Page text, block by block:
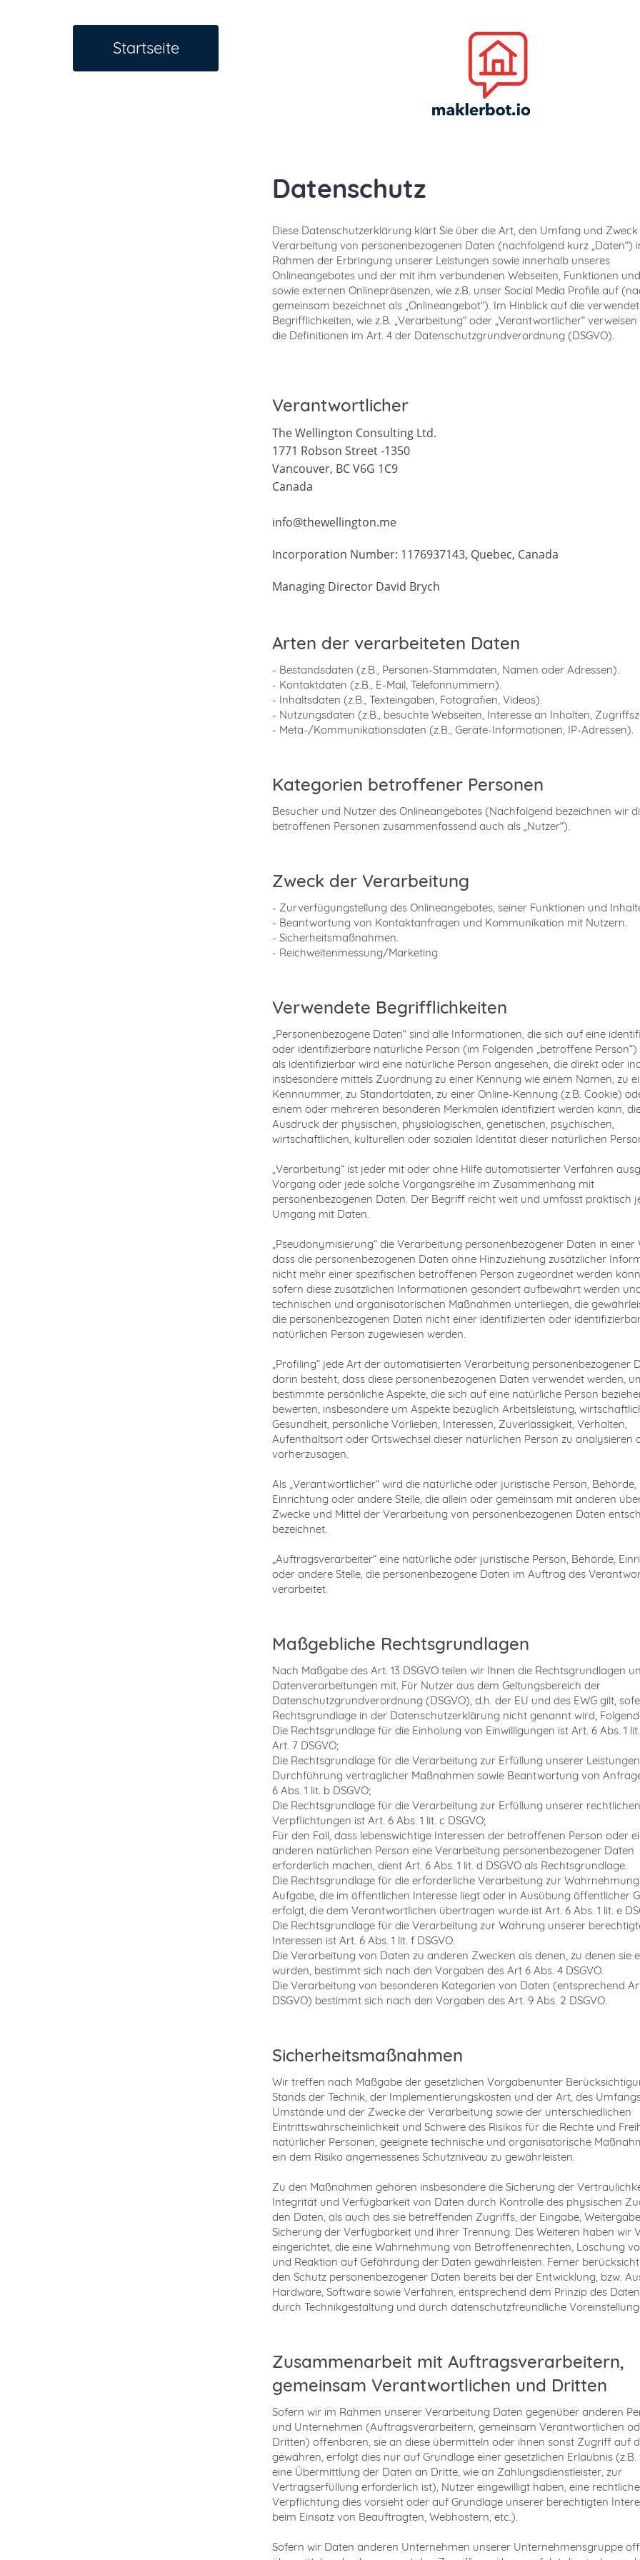
Startseite
Datenschutz
Diese Datenschutzerklärung klärt Sie über die Art, den Umfang und
Verarbeitung von personenbezogenen Daten (nachfolgend kurz „Daten“)
Rahmen der Erbringung unserer Leistungen sowie innerhalb unseres
Onlineangebotes und der mit ihm verbundenen Webseiten, Funktionen
sowie externen Onlinepräsenzen, wie z.B. unser Social Media Profile auf
gemeinsam bezeichnet als „Onlineangebot“). Im Hinblick auf die
Begrifflichkeiten, wie z.B. „Verarbeitung“ oder „Verantwortlicher“
die Definitionen im Art. 4 der Datenschutzgrundverordnung (DSGVO).
Verantwortlicher
The Wellington Consulting Ltd.
1771 Robson Street -1350
Vancouver, BC V6G 1C9
Canada
info@thewellington.me
Incorporation Number: 1176937143, Quebec, Canada
Managing Director David Brych
Arten der verarbeiteten Daten
- Bestandsdaten (z.B., Personen-Stammdaten, Namen oder Adressen).
- Kontaktdaten (z.B., E-Mail, Telefonnummern).
- Inhaltsdaten (z.B., Texteingaben, Fotografien, Videos).
- Nutzungsdaten (z.B., besuchte Webseiten, Interesse an Inhalten,
- Meta-/Kommunikationsdaten (z.B., Geräte-Informationen, IP-Adressen).
Kategorien betroffener Personen
Besucher und Nutzer des Onlineangebotes (Nachfolgend bezeichnen wir
betroffenen Personen zusammenfassend auch als „Nutzer“).
Zweck der Verarbeitung
- Zurverfügungstellung des Onlineangebotes, seiner Funktionen und
- Beantwortung von Kontaktanfragen und Kommunikation mit Nutzern.
- Sicherheitsmaßnahmen.
- Reichweitenmessung/Marketing
Verwendete Begrifflichkeiten
„Personenbezogene Daten“ sind alle Informationen, die sich auf eine
oder identifizierbare natürliche Person (im Folgenden „betroffene Person“)
als identifizierbar wird eine natürliche Person angesehen, die direkt oder
insbesondere mittels Zuordnung zu einer Kennung wie einem Namen, zu
Kennnummer, zu Standortdaten, zu einer Online-Kennung (z.B. Cookie)
einem oder mehreren besonderen Merkmalen identifiziert werden kann,
Ausdruck der physischen, physiologischen, genetischen, psychischen,
wirtschaftlichen, kulturellen oder sozialen Identität dieser natürlichen
„Verarbeitung“ ist jeder mit oder ohne Hilfe automatisierter Verfahren
Vorgang oder jede solche Vorgangsreihe im Zusammenhang mit
personenbezogenen Daten. Der Begriff reicht weit und umfasst praktisch
Umgang mit Daten.
„Pseudonymisierung“ die Verarbeitung personenbezogener Daten in einer
dass die personenbezogenen Daten ohne Hinzuziehung zusätzlicher
nicht mehr einer spezifischen betroffenen Person zugeordnet werden
sofern diese zusätzlichen Informationen gesondert aufbewahrt werden
technischen und organisatorischen Maßnahmen unterliegen, die
die personenbezogenen Daten nicht einer identifizierten oder
natürlichen Person zugewiesen werden.
„Profiling“ jede Art der automatisierten Verarbeitung personenbezogener
darin besteht, dass diese personenbezogenen Daten verwendet werden,
bestimmte persönliche Aspekte, die sich auf eine natürliche Person
bewerten, insbesondere um Aspekte bezüglich Arbeitsleistung,
Gesundheit, persönliche Vorlieben, Interessen, Zuverlässigkeit, Verhalten,
Aufenthaltsort oder Ortswechsel dieser natürlichen Person zu analysieren
vorherzusagen.
Als „Verantwortlicher“ wird die natürliche oder juristische Person, Behörde,
Einrichtung oder andere Stelle, die allein oder gemeinsam mit anderen
Zwecke und Mittel der Verarbeitung von personenbezogenen Daten
bezeichnet.
„Auftragsverarbeiter“ eine natürliche oder juristische Person, Behörde,
oder andere Stelle, die personenbezogene Daten im Auftrag des
verarbeitet.
Maßgebliche Rechtsgrundlagen
Nach Maßgabe des Art. 13 DSGVO teilen wir Ihnen die Rechtsgrundlagen
Datenverarbeitungen mit. Für Nutzer aus dem Geltungsbereich der
Datenschutzgrundverordnung (DSGVO), d.h. der EU und des EWG gilt,
Rechtsgrundlage in der Datenschutzerklärung nicht genannt wird,
Die Rechtsgrundlage für die Einholung von Einwilligungen ist Art. 6 Abs. 1
Art. 7 DSGVO;
Die Rechtsgrundlage für die Verarbeitung zur Erfüllung unserer
Durchführung vertraglicher Maßnahmen sowie Beantwortung von
6 Abs. 1 lit. b DSGVO;
Die Rechtsgrundlage für die Verarbeitung zur Erfüllung unserer rechtlichen
Verpflichtungen ist Art. 6 Abs. 1 lit. c DSGVO;
Für den Fall, dass lebenswichtige Interessen der betroffenen Person oder
anderen natürlichen Person eine Verarbeitung personenbezogener Daten
erforderlich machen, dient Art. 6 Abs. 1 lit. d DSGVO als Rechtsgrundlage.
Die Rechtsgrundlage für die erforderliche Verarbeitung zur
Aufgabe, die im öffentlichen Interesse liegt oder in Ausübung öffentlicher
erfolgt, die dem Verantwortlichen übertragen wurde ist Art. 6 Abs. 1 lit. e
Die Rechtsgrundlage für die Verarbeitung zur Wahrung unserer
Interessen ist Art. 6 Abs. 1 lit. f DSGVO.
Die Verarbeitung von Daten zu anderen Zwecken als denen, zu denen sie
wurden, bestimmt sich nach den Vorgaben des Art 6 Abs. 4 DSGVO.
Die Verarbeitung von besonderen Kategorien von Daten (entsprechend
DSGVO) bestimmt sich nach den Vorgaben des Art. 9 Abs. 2 DSGVO.
Sicherheitsmaßnahmen
Wir treffen nach Maßgabe der gesetzlichen Vorgabenunter
Stands der Technik, der Implementierungskosten und der Art, des
Umstände und der Zwecke der Verarbeitung sowie der unterschiedlichen
Eintrittswahrscheinlichkeit und Schwere des Risikos für die Rechte und
natürlicher Personen, geeignete technische und organisatorische
ein dem Risiko angemessenes Schutzniveau zu gewährleisten.
Zu den Maßnahmen gehören insbesondere die Sicherung der
Integrität und Verfügbarkeit von Daten durch Kontrolle des physischen
den Daten, als auch des sie betreffenden Zugriffs, der Eingabe,
Sicherung der Verfügbarkeit und ihrer Trennung. Des Weiteren haben wir
eingerichtet, die eine Wahrnehmung von Betroffenenrechten, Löschung
und Reaktion auf Gefährdung der Daten gewährleisten. Ferner
den Schutz personenbezogener Daten bereits bei der Entwicklung, bzw.
Hardware, Software sowie Verfahren, entsprechend dem Prinzip des
durch Technikgestaltung und durch datenschutzfreundliche
Zusammenarbeit mit Auftragsverarbeitern,
gemeinsam Verantwortlichen und Dritten
Sofern wir im Rahmen unserer Verarbeitung Daten gegenüber anderen
und Unternehmen (Auftragsverarbeitern, gemeinsam Verantwortlichen
Dritten) offenbaren, sie an diese übermitteln oder ihnen sonst Zugriff auf
gewähren, erfolgt dies nur auf Grundlage einer gesetzlichen Erlaubnis (z.B.
eine Übermittlung der Daten an Dritte, wie an Zahlungsdienstleister, zur
Vertragserfüllung erforderlich ist), Nutzer eingewilligt haben, eine rechtliche
Verpflichtung dies vorsieht oder auf Grundlage unserer berechtigten
beim Einsatz von Beauftragten, Webhostern, etc.).
Sofern wir Daten anderen Unternehmen unserer Unternehmensgruppe